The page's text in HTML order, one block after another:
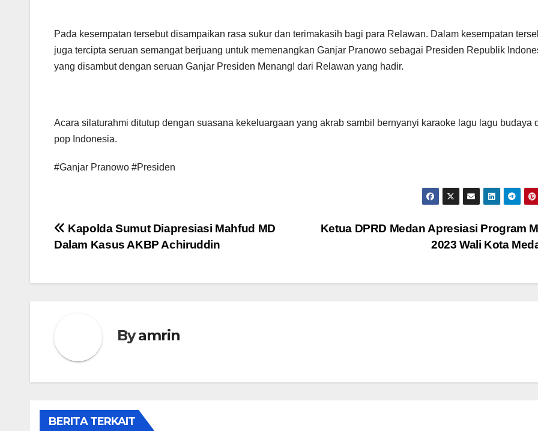
Pada kesempatan tersebut disampaikan rasa sukur dan terimakasih bagi para Relawan. Dalam kesempatan
juga tercipta seruan semangat berjuang untuk memenangkan Ganjar Pranowo sebagai Presiden Republik
yang disambut dengan seruan Ganjar Presiden Menang! dari Relawan yang hadir.
Acara silaturahmi ditutup dengan suasana kekeluargaan yang akrab sambil bernyanyi karaoke lagu lagu budaya
pop Indonesia.
#Ganjar Pranowo #Presiden
Navigasi
Ketua DPRD Medan Apresiasi Program
2023 Wali Kota
Kapolda Sumut Diapresiasi Mahfud MD
Dalam Kasus AKBP Achiruddin
Byamrin
BERITA TERKAIT